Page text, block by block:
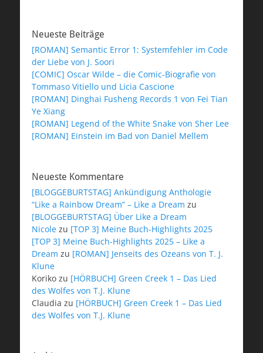
Neueste Beiträge
[ROMAN] Semantic Error 1: Systemfehler im Code
der Liebe von J. Soori
[COMIC] Oscar Wilde – die Comic-Biografie von
Tommaso Vitiello und Licia Cascione
[ROMAN] Dinghai Fusheng Records 1 von Fei Tian
Ye Xiang
[ROMAN] Legend of the White Snake von Sher Lee
[ROMAN] Einstein im Bad von Daniel Mellem
Neueste Kommentare
[BLOGGEBURTSTAG] Ankündigung Anthologie
“Like a Rainbow Dream” – Like a Dream zu
[BLOGGEBURTSTAG] Über Like a Dream
Nicole zu [TOP 3] Meine Buch-Highlights 2025
[TOP 3] Meine Buch-Highlights 2025 – Like a
Dream zu [ROMAN] Jenseits des Ozeans von T. J.
Klune
Koriko zu [HÖRBUCH] Green Creek 1 – Das Lied
des Wolfes von T.J. Klune
Claudia zu [HÖRBUCH] Green Creek 1 – Das Lied
des Wolfes von T.J. Klune